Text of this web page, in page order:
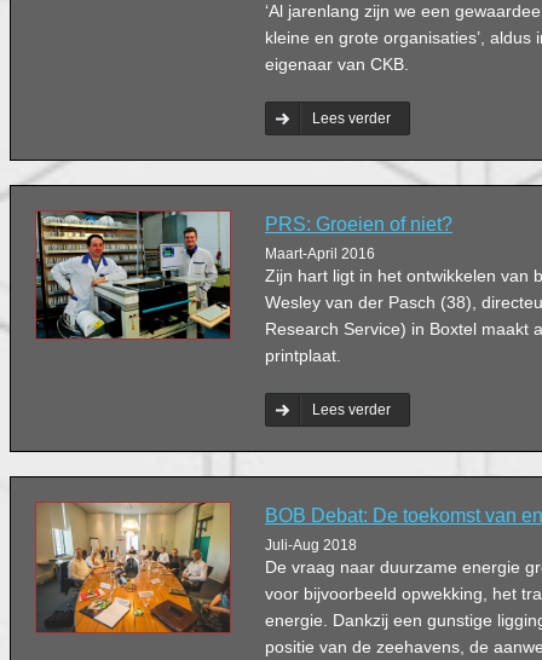
‘Al jarenlang zijn we een
kleine en grote organisaties’, aldus
eigenaar van CKB.
Lees verder
PRS: Groeien of niet?
Maart-April 2016
Zijn hart ligt in het ontwikkelen van
Wesley van der Pasch (38),
Research Service) in Boxtel maakt
printplaat.
Lees verder
BOB Debat: De toekomst van
Juli-Aug 2018
De vraag naar duurzame energie
voor bijvoorbeeld opwekking, het
energie. Dankzij een gunstige
positie van de zeehavens, de